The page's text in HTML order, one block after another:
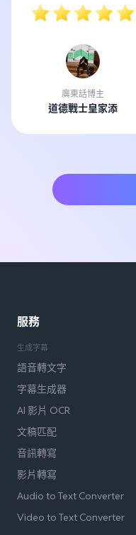
廣東話博主
道德戰士皇家添
服務
生成字幕
語音轉文字
字幕生成器
AI 影片 OCR
文稿匹配
音訊轉寫
影片轉寫
Audio to Text Converter
Video to Text Converter